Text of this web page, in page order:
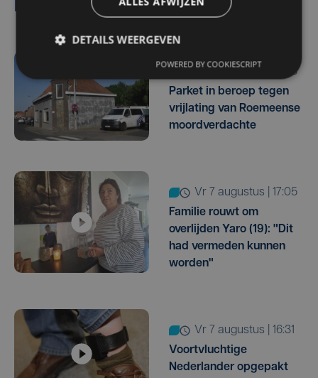
Lees ook
vr 7 augustus | 18:33
Parket in beroep tegen
vrijlating van Roemeense
moordverdachte
vr 7 augustus | 17:05
Familie rouwt om
overlijden Yaro (19): "Dit
had vermeden kunnen
worden"
vr 7 augustus | 16:31
Voortvluchtige
Nederlander opgepakt
DETAILS WEERGEVEN
POWERED BY COOKIESCRIPT